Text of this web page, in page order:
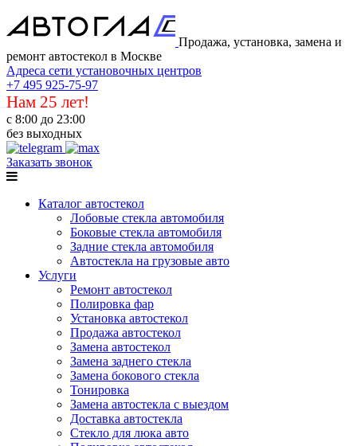
Продажа, установка, замена и
ремонт автостекол в Москве
Адреса сети установочных центров
+7 495 925-75-97
Нам 25 лет!
с 8:00 до 23:00
без выходных
Заказать звонок
Каталог автостекол
Лобовые стекла автомобиля
Боковые стекла автомобиля
Задние стекла автомобиля
Автостекла на грузовые авто
Услуги
Ремонт автостекол
Полировка фар
Установка автостекол
Продажа автостекол
Замена автостекол
Замена заднего стекла
Замена бокового стекла
Тонировка
Замена автостекла с выездом
Доставка автостекла
Стекло для люка авто